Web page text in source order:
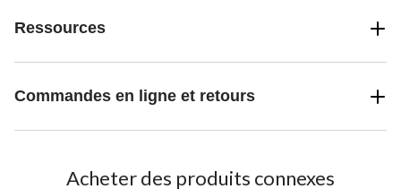
Ressources
Commandes en ligne et retours
Acheter des produits connexes